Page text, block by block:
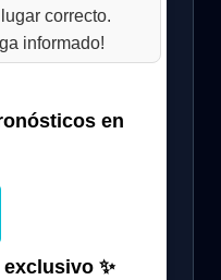
correcto.
informado!
en
✨